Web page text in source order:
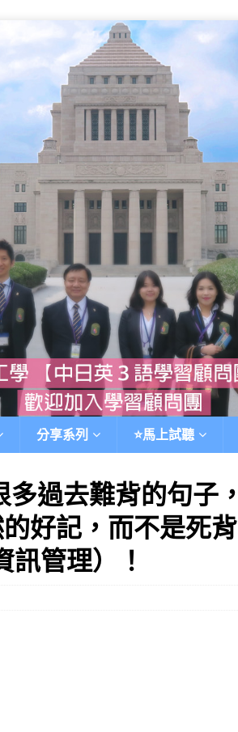
分享系列 ⭐️馬上試聽
過去難背的句子，
好記，而不是死背
管理）！